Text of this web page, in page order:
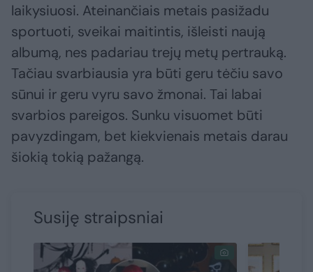
laikysiuosi. Ateinančiais metais pasižadu
sportuoti, sveikai maitintis, išleisti naują
albumą, nes padariau trejų metų pertrauką.
Tačiau svarbiausia yra būti geru tėčiu savo
sūnui ir geru vyru savo žmonai. Tai labai
svarbios pareigos. Sunku visuomet būti
pavyzdingam, bet kiekvienais metais darau
šiokią tokią pažangą.
Susiję straipsniai